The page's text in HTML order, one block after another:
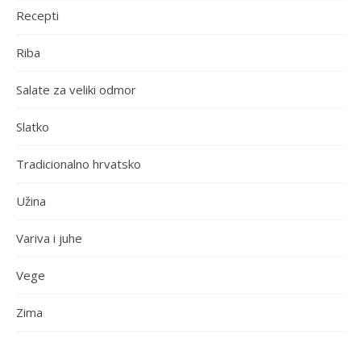
Recepti
Riba
Salate za veliki odmor
Slatko
Tradicionalno hrvatsko
Užina
Variva i juhe
Vege
Zima